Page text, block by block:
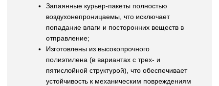
Запаянные курьер-пакеты полностью
воздухонепроницаемы, что исключает
попадание влаги и посторонних веществ в
отправление;
Изготовлены из высокопрочного
полиэтилена (в вариантах с трех- и
пятислойной структурой), что обеспечивает
устойчивость к механическим повреждениям